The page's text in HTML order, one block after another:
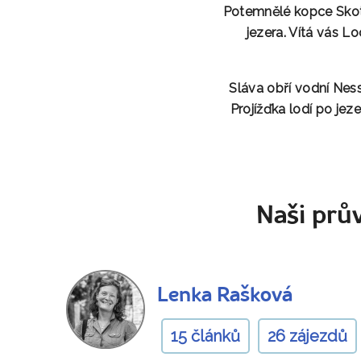
Potemnělé kopce
jezera. Vítá vás
Sláva obří vodní
Projížďka lodí po
Naši
Lenka Rašková
15 článků 26 zájezdů